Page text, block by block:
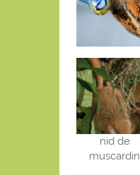
nid de
muscardin